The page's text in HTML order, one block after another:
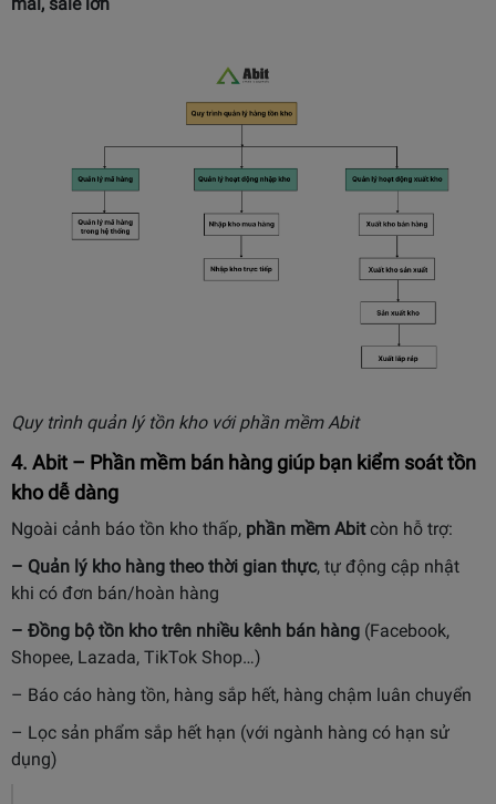
Quy trình quản lý tồn kho với phần mềm Abit
4. Abit – Phần mềm bán hàng giúp bạn kiểm soát tồn
kho dễ dàng
Ngoài cảnh báo tồn kho thấp, phần mềm Abitcòn hỗ trợ:
– Quản lý kho hàng theo thời gian thực, tự động cập nhật
khi có đơn bán/hoàn hàng
– Đồng bộ tồn kho trên nhiều kênh bán hàng (Facebook,
Shopee, Lazada, TikTok Shop…)
– Báo cáo hàng tồn, hàng sắp hết, hàng chậm luân chuyển
– Lọc sản phẩm sắp hết hạn (với ngành hàng có hạn sử
dụng)